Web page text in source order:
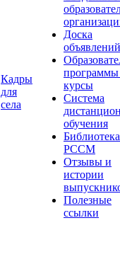
Кадры
для
села
Доска
объявлений
курсы
Система
обучения
Библиотека
РССМ
Отзывы и
истории
Полезные
ссылки